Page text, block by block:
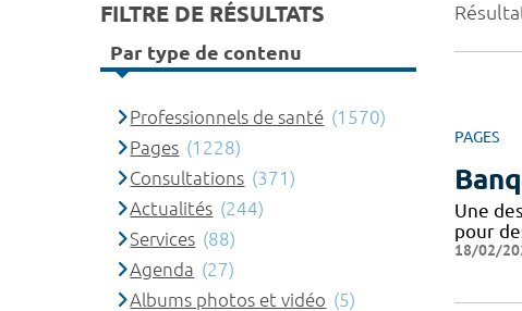
PAGES
Une
pour
18/02/
FILTRE DE RÉSULTATS
Par type de contenu
Professionnels de santé (1570)
Pages (1228)
Consultations (371)
Actualités (244)
Services (88)
Agenda (27)
Albums photos et vidéo (5)